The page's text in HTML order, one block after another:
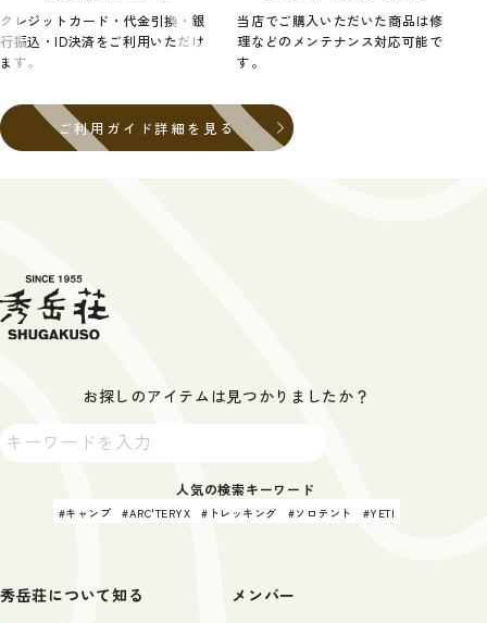
クレジットカード・代金引換・銀
行振込・ID決済をご利用いただけ
ます。
当店でご購入いただいた商品は修
理などのメンテナンス対応可能で
す。
ご利用ガイド詳細を見る
お探しのアイテムは見つかりましたか？
人気の検索キーワード
キャンプ ARC'TERYX トレッキング ソロテント YETI
秀岳荘について知る メンバー